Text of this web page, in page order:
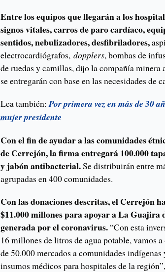
Entre los equipos que llegarán a los
signos vitales, carros de paro cardíaco,
sentidos, nebulizadores, desfibriladores,
electrocardiógrafos,dopplers, bombas de
de ruedas y camillas, dijo la compañía minera
se entregarán con base en las necesidades de
Lea también:Por primera vez en más de 30
mujer presidente
Con el fin de ayudar a las comunidades
de Cerrejón, la firma entregará 100.000
y jabón antibacterial.Se distribuirán entre
agrupadas en 400 comunidades.
Con las donaciones descritas, el Cerrejón
$11.000 millones para apoyar a La Guajira
generada por el coronavirus.“Con esta
16 millones de litros de agua potable, vamos
de 50.000 mercados a comunidades
insumos médicos para hospitales de la